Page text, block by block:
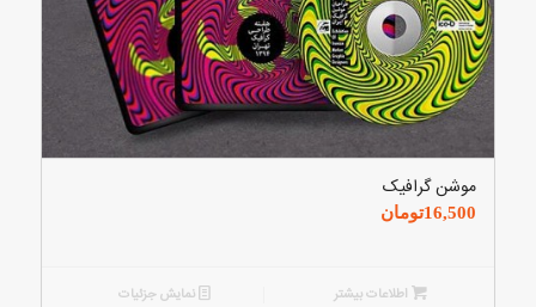
موشن گرافیک
16,500تومان
اطلاعات بیشتر نمایش جزئیات